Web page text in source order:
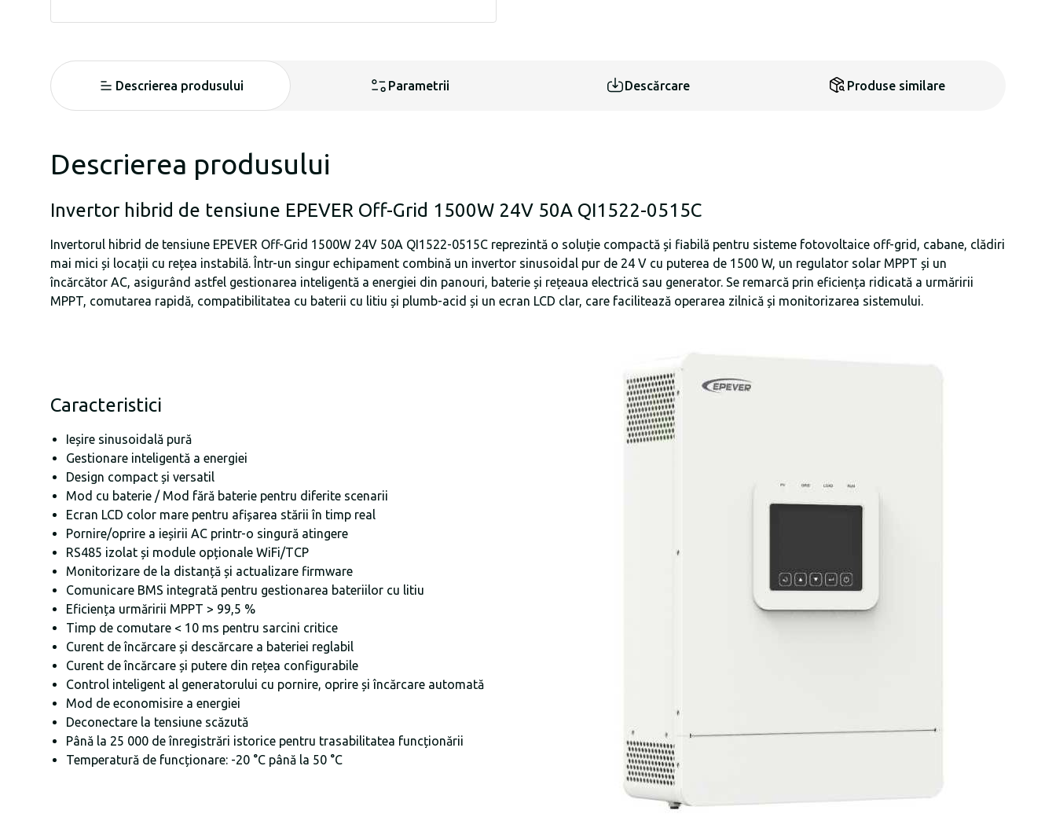
Descrierea produsului Parametrii Descărcare Produse similare
Descrierea produsului
Invertor hibrid de tensiune EPEVER Off-Grid 1500W 24V 50A QI1522-0515C
Invertorul hibrid de tensiune EPEVER Off-Grid 1500W 24V 50A QI1522-0515C reprezintă o soluție compactă și fiabilă pentru sisteme fotovoltaice off-grid, cabane, clădiri
mai mici și locații cu rețea instabilă. Într-un singur echipament combină un invertor sinusoidal pur de 24 V cu puterea de 1500 W, un regulator solar MPPT și un
încărcător AC, asigurând astfel gestionarea inteligentă a energiei din panouri, baterie și rețeaua electrică sau generator. Se remarcă prin eficiența ridicată a urmăririi
MPPT, comutarea rapidă, compatibilitatea cu baterii cu litiu și plumb-acid și un ecran LCD clar, care facilitează operarea zilnică și monitorizarea sistemului.
Caracteristici
Ieșire sinusoidală pură
Gestionare inteligentă a energiei
Design compact și versatil
Mod cu baterie / Mod fără baterie pentru diferite scenarii
Ecran LCD color mare pentru afișarea stării în timp real
Pornire/oprire a ieșirii AC printr-o singură atingere
RS485 izolat și module opționale WiFi/TCP
Monitorizare de la distanță și actualizare firmware
Comunicare BMS integrată pentru gestionarea bateriilor cu litiu
Eficiența urmăririi MPPT > 99,5 %
Timp de comutare < 10 ms pentru sarcini critice
Curent de încărcare și descărcare a bateriei reglabil
Curent de încărcare și putere din rețea configurabile
Control inteligent al generatorului cu pornire, oprire și încărcare automată
Mod de economisire a energiei
Deconectare la tensiune scăzută
Până la 25 000 de înregistrări istorice pentru trasabilitatea funcționării
Temperatură de funcționare: -20 °C până la 50 °C